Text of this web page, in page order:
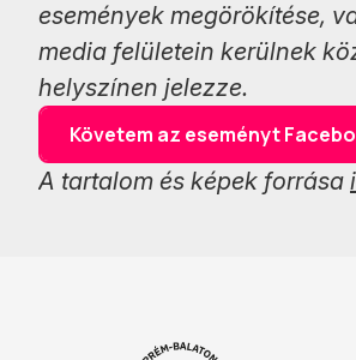
események megörökítése,
media felületein kerülnek
helyszínen jelezze.
Követem az eseményt
A tartalom és képek forrása